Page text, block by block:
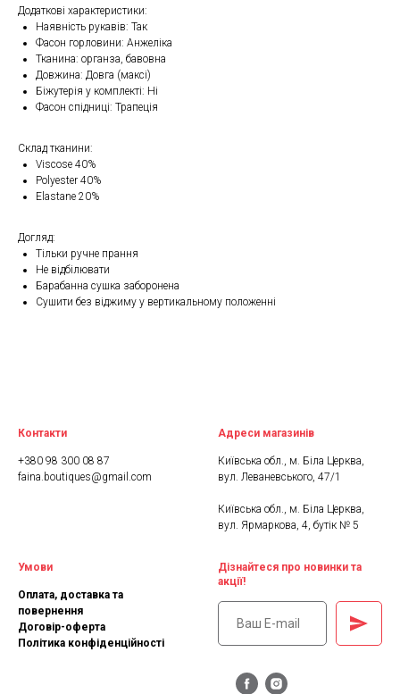
Додаткові характеристики:
Наявність рукавів: Так
Фасон горловини: Анжеліка
Тканина: органза, бавовна
Довжина: Довга (максі)
Біжутерія у комплекті: Ні
Фасон спідниці: Трапеція
Склад тканини:
Viscose 40%
Polyester 40%
Elastane 20%
Догляд:
Тільки ручне прання
Не відбілювати
Барабанна сушка заборонена
Сушити без віджиму у вертикальному положенні
Контакти
+380 98 300 08 87
faina.boutiques@gmail.com
Адреси магазинів
Київська обл., м. Біла Церква,
вул. Леваневського, 47/1
Київська обл., м. Біла Церква,
вул. Ярмаркова, 4, бутік № 5
Умови
Оплата, доставка та
повернення
Договір-оферта
Політика конфіденційності
Дізнайтеся про новинки та
акції!